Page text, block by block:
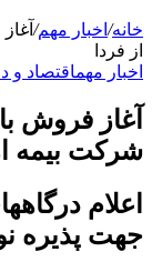
خانه/ اخبار مهم/
از فردا
اخبار مهماقتصاد و
آغاز فروش
شرکت بیمه
اعلام
جهت پذیره